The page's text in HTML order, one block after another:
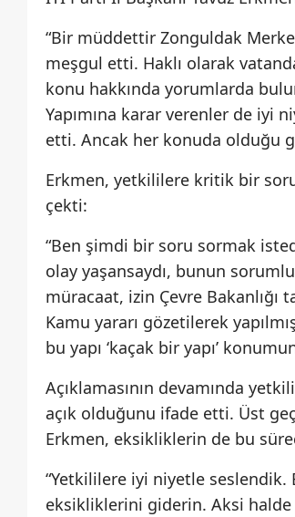
“Bir müddettir Zonguldak
meşgul etti. Haklı olarak
konu hakkında yorumlarda
Yapımına karar verenler de iyi
etti. Ancak her konuda olduğu
Erkmen, yetkililere kritik bir
çekti:
“Ben şimdi bir soru sormak
olay yaşansaydı, bunun
müracaat, izin Çevre Bakanlığı
Kamu yararı gözetilerek
bu yapı ‘kaçak bir yapı’
Açıklamasının devamında
açık olduğunu ifade etti. Üst
Erkmen, eksikliklerin de bu
“Yetkililere iyi niyetle seslendik.
eksikliklerini giderin. Aksi